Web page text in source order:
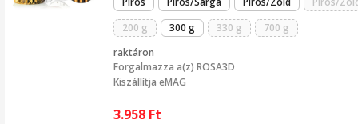
200 g
300 g 330 g
700 g
raktáron
Forgalmazza a(z) ROSA3D
Kiszállítja eMAG
3.958 Ft